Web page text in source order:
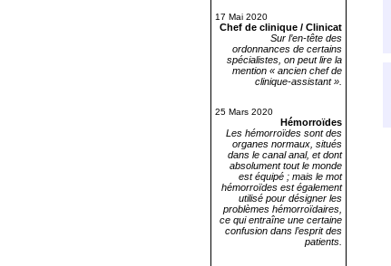
17 Mai 2020
Chef de clinique / Clinicat
Sur l’en-tête des
ordonnances de certains
spécialistes, on peut lire la
mention « ancien chef de
clinique-assistant ».
25 Mars 2020
Hémorroïdes
Les hémorroïdes sont des
organes normaux, situés
dans le canal anal, et dont
absolument tout le monde
est équipé ; mais le mot
hémorroïdes est également
utilisé pour désigner les
problèmes hémorroïdaires,
ce qui entraîne une certaine
confusion dans l’esprit des
patients.